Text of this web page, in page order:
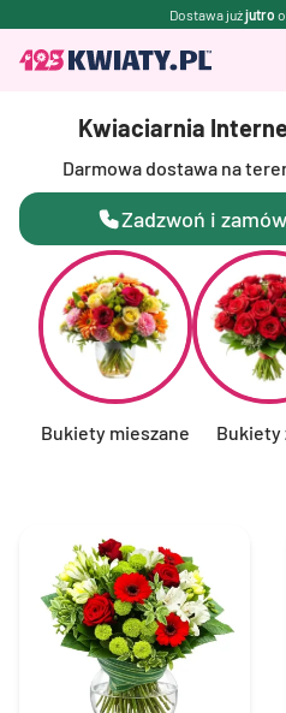
Dostawa jużjutro
Kwiaciarnia
Darmowa dostawa na
Zadzwoń i
Bukiety mieszane Bukiety